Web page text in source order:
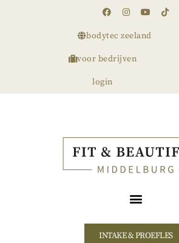
bodytec zeeland
voor bedrijven
login
INTAKE & PROEFLES